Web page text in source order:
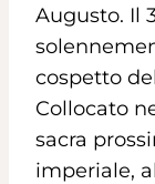
Augusto. Il
cospetto
Collocato
sacra
imperiale,